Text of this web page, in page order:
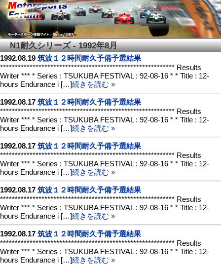
N1耐久シリーズ - 1992年8月
1992.08.19 筑波１２時間耐久予備予選結果
*********************************************************** Results
Writer *** * Series : TSUKUBA FESTIVAL : 92-08-16 * * Title : 12-
hours Endurance i […]続きを読む »
1992.08.17 筑波１２時間耐久予備予選結果
*********************************************************** Results
Writer *** * Series : TSUKUBA FESTIVAL : 92-08-16 * * Title : 12-
hours Endurance i […]続きを読む »
1992.08.17 筑波１２時間耐久予備予選結果
*********************************************************** Results
Writer *** * Series : TSUKUBA FESTIVAL : 92-08-16 * * Title : 12-
hours Endurance i […]続きを読む »
1992.08.17 筑波１２時間耐久予備予選結果
*********************************************************** Results
Writer *** * Series : TSUKUBA FESTIVAL : 92-08-16 * * Title : 12-
hours Endurance i […]続きを読む »
1992.08.17 筑波１２時間耐久予備予選結果
*********************************************************** Results
Writer *** * Series : TSUKUBA FESTIVAL : 92-08-16 * * Title : 12-
hours Endurance i […]続きを読む »